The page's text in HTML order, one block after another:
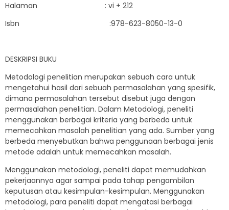
Halaman : vi + 212
Isbn :978-623-8050-13-0
DESKRIPSI BUKU
Metodologi penelitian merupakan sebuah cara untuk
mengetahui hasil dari sebuah permasalahan yang spesifik,
dimana permasalahan tersebut disebut juga dengan
permasalahan penelitian. Dalam Metodologi, peneliti
menggunakan berbagai kriteria yang berbeda untuk
memecahkan masalah penelitian yang ada. Sumber yang
berbeda menyebutkan bahwa penggunaan berbagai jenis
metode adalah untuk memecahkan masalah.
Menggunakan metodologi, peneliti dapat memudahkan
pekerjaannya agar sampai pada tahap pengambilan
keputusan atau kesimpulan-kesimpulan. Menggunakan
metodologi, para peneliti dapat mengatasi berbagai